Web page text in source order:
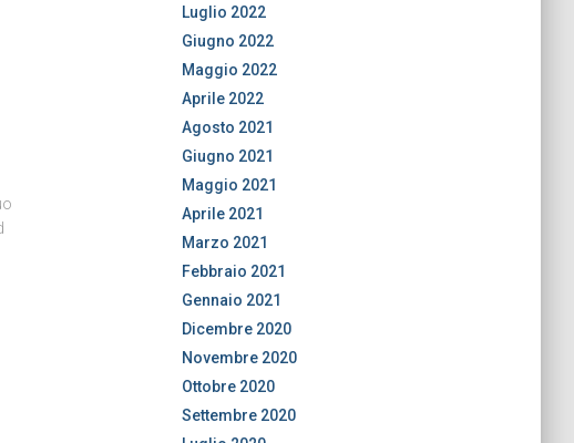
Luglio 2022
Giugno 2022
Maggio 2022
Aprile 2022
Agosto 2021
Giugno 2021
Maggio 2021
Aprile 2021
Marzo 2021
Febbraio 2021
Gennaio 2021
Dicembre 2020
Novembre 2020
Ottobre 2020
Settembre 2020